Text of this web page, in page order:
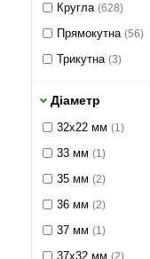
Lobinni (6)
Mark FairWhale(1)
MegaLith (4)
North Edge
(2)
(2)
Pagani Design
Peak X (4)
Poedagar
Кругла (628)
Прямокутна (56)
Трикутна (3)
Діаметр
32х22 мм (1)
33 мм (1)
35 мм (2)
36 мм (2)
37 мм (1)
37х32 мм (2)